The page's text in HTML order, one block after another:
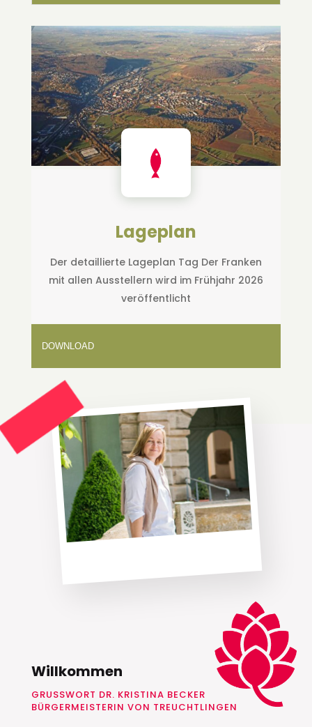
Lageplan
Der detaillierte Lageplan Tag Der Franken
mit allen Ausstellern wird im Frühjahr 2026
veröffentlicht
DOWNLOAD
Willkommen
GRUSSWORT DR. KRISTINA BECKER B
ÜRGERMEISTERIN VON TREUCHTLINGEN